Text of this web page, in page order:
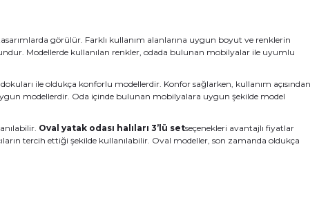
görülür. Farklı kullanım alanlarına uygun boyut ve renklerin
Modellerde kullanılan renkler, odada bulunan mobilyalar ile uyumlu
ile oldukça konforlu modellerdir. Konfor sağlarken, kullanım açısından
modellerdir. Oda içinde bulunan mobilyalara uygun şekilde model
Oval yatak odası halıları 3’lü setseçenekleri avantajlı fiyatlar
tercih ettiği şekilde kullanılabilir. Oval modeller, son zamanda oldukça